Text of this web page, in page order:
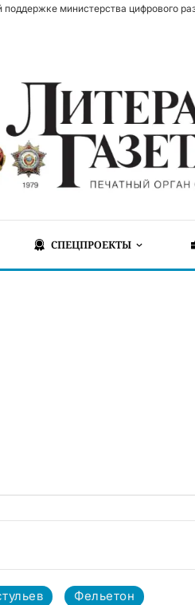
министерства цифрового
СПЕЦПРОЕКТЫ
Фельетон